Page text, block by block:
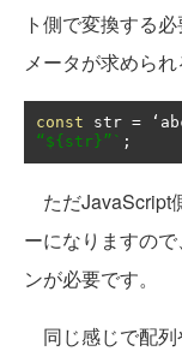
ト側で変換する
メータが求められ
const str = ‘
“${str}”` ;
ただJavaScript
ーになりますの
ンが必要です。
同じ感じで配列